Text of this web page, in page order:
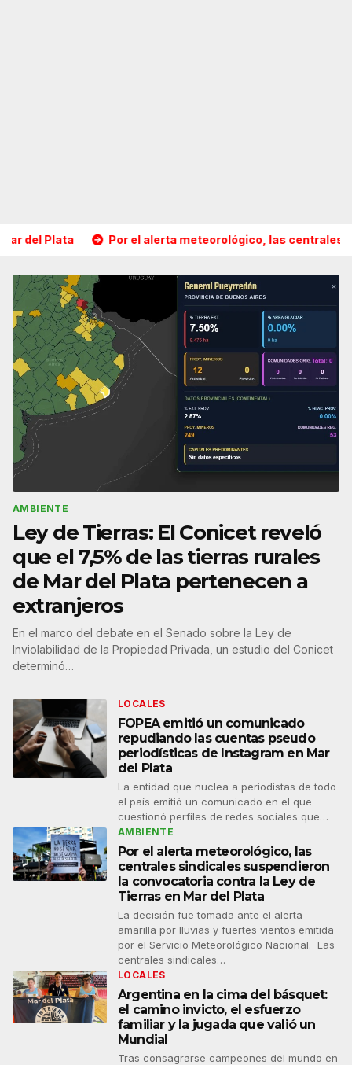
meteorológico, las centrales sindicales suspendieron la
AMBIENTE
Ley de Tierras: El Conicet reveló
que el 7,5% de las tierras rurales
de Mar del Plata pertenecen a
extranjeros
En el marco del debate en el Senado sobre la Ley de
Inviolabilidad de la Propiedad Privada, un estudio del Conicet
determinó…
LOCALES
FOPEA emitió un comunicado
repudiando las cuentas pseudo
periodísticas de Instagram en Mar
del Plata
La entidad que nuclea a periodistas de todo
el país emitió un comunicado en el que
cuestionó perfiles de redes sociales que…
AMBIENTE
Por el alerta meteorológico, las
centrales sindicales suspendieron
la convocatoria contra la Ley de
Tierras en Mar del Plata
La decisión fue tomada ante el alerta
amarilla por lluvias y fuertes vientos emitida
por el Servicio Meteorológico Nacional. Las
centrales sindicales…
LOCALES
Argentina en la cima del básquet:
el camino invicto, el esfuerzo
familiar y la jugada que valió un
Mundial
Tras consagrarse campeones del mundo en